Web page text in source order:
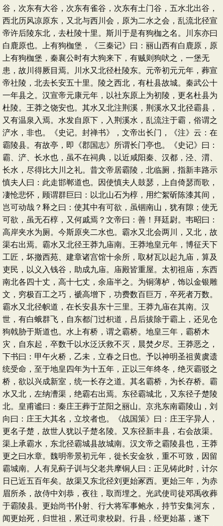
谷，次东有大谷，次东有雀谷，次东有土门谷，五水北出谷，
西北历风凉原东，又北与西川会，原为二水之会，乱流北径宣
帝许后陵东北，去杜陵十里。斯川于是有狗枷之名。川东亦曰
白鹿原也。上有狗枷堡，《三秦记》曰：丽山西有白鹿原，原
上有狗枷堡，秦襄公时有大狗来下，有贼则狗吠之，一堡无
患，故川得厥目焉。川水又北径杜陵东。元帝初元元年，葬宣
帝社陵，北去长安五十里。陵之西北，有杜县故城。秦武公十
一年县之。汉宣帝元康元年，以社东原上为初陵，更名杜县为
杜陵。王莽之饶安也。其水又北注荆溪，荆溪水又北径霸县，
又有温泉入焉。水发自原下，入荆溪水，乱流注于霸，俗谓之
浐水，非也。《史记。封禅书》，文帝出长门，《注》云：在
霸陵县。有故亭，即《郡国志》所谓长门亭也。《史记》曰：
霸、浐、长水也，虽不在祠典，以近咸阳秦、汉都，泾、渭、
长水，尽得比大川之礼。昔文帝居霸陵，北临厕，指新丰路示
慎夫人曰：此走邯郸道也。因使慎夫人鼓瑟，上自倚瑟而歌，
凄怆悲怀，顾谓群巨曰：以北山石为椁，用纻絮斫陈漆其间，
岂可动哉？释之曰：使其中有可欲，虽锢南山，犹有隙；使无
可欲，虽无石椁，又何戚焉？文帝曰：善！拜廷尉。韦昭曰：
高岸夹水为厕。今斯原夹二水也。霸水又北会两川，又北，故
渠右出焉。霸水又北径王莽九庙南。王莽地皇元年，博征天下
工匠，坏撤西苑、建章诸宫馆十余所，取材瓦以起九庙，算及
吏民，以义入钱谷，助成九庙。庙殿皆重屋。太初祖庙，东西
南北各四十丈，高十七丈，余庙半之。为铜薄栌，饰以金银雕
文，穷极百工之巧，褫高增下，功费数百巨万，卒死者万数。
霸水又北径帜道，在长安县东十三里。王莽九庙在其南。汉
世，有白蛾群飞，自东都门过枳道，吕后拔除于霸上，还见仓
狗戟胁于斯道也。水上有桥，谓之霸桥。地皇三年，霸桥木
灾，自东起，卒数千以水泛沃救不灭，晨焚夕尽。王莽恶之，
下书曰：甲午火桥，乙未，立春之日也。予以神明圣祖黄虞遗
统受命，至于地皇四年为十五年，正以三年终冬，绝灭霸驳之
桥，欲以兴成新室，统一长存之道。其名霸桥，为长存桥。霸
水又北，左纳漕渠，绝霸右出焉。东径霸城北，又东径子楚陵
北。皇甫谧曰：秦庄王葬于芷阳之丽山。京兆东南霸陵山，刘
向曰：庄王大其名，立坟者也。《战国策》曰：庄王字异人，
更名子楚，故世人犹以子楚名陵。又东径新丰县，右会故渠。
渠上承霸水，东北径霸城县故城南。汉文帝之霸陵县也，王莽
更之曰水章。魏明帝景初元年，徙长安金狄，重不可致，因留
霸城南。人有见蓟子训与父老共摩铜人曰：正见铸此时，计尔
日已近五百年矣。故渠又东北径刘更始冢西。更始三年，为赤
眉所杀，故侍中刘恭，夜往，取而埋之。光武使司徒邓禹收葬
于霸陵县。更始尚书仆射、行大将军事鲍永，持节安集河东，
闻更始死，归世祖，累迁司隶校尉。行县，经更始墓，遂下